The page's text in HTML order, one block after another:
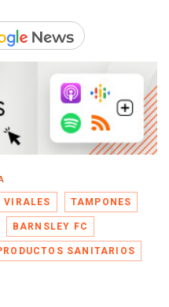
VIRALES TAMPONES
BARNSLEY FC
SANITARIOS